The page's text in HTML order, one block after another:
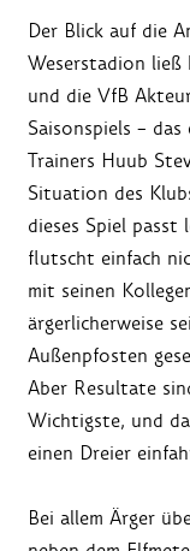
Der Blick auf die
Weserstadion ließ
und die VfB
Saisonspiels –
Trainers Huub
Situation des
dieses Spiel passt
flutscht einfach
mit seinen
ärgerlicherweise
Außenpfosten
Aber Resultate
Wichtigste, und
einen Dreier
Bei allem Ärger